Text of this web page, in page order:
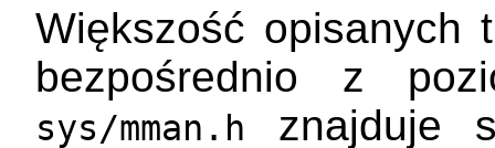
Większość opisanych
bezpośrednio z
sys/mman.h
znajduje